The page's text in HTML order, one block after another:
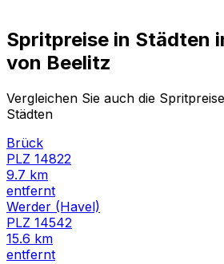
Spritpreise in Städten
von Beelitz
Vergleichen Sie auch die
Städten
Brück
PLZ 14822
9.7 km
entfernt
Werder (Havel)
PLZ 14542
15.6 km
entfernt